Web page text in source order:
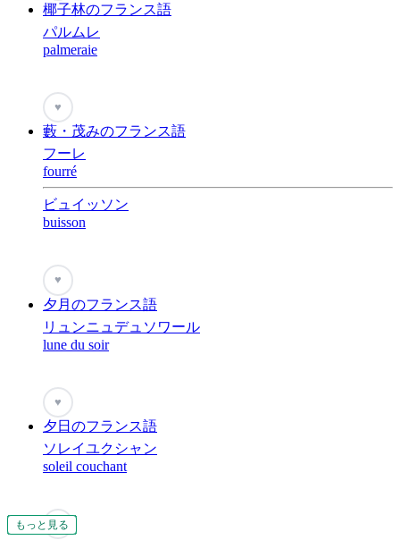
もっと見る
もっと見る
もっと見る
もっと見る
もっと見る
もっと見る
もっと見る
もっと見る
もっと見る
もっと見る
もっと見る
もっと見る
もっと見る
もっと見る
もっと見る
もっと見る
もっと見る
椰子林のフランス語
パルムレ
palmeraie
♥
藪・茂みのフランス語
フーレ
fourré
ビュイッソン
buisson
もっと見る
♥
夕月のフランス語
リュンニュデュソワール
lune du soir
♥
夕日のフランス語
ソレイユクシャン
soleil couchant
♥